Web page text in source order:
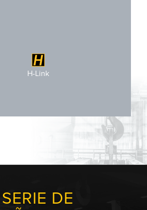
H-Link
Configurable para H-Link
SERIE DE